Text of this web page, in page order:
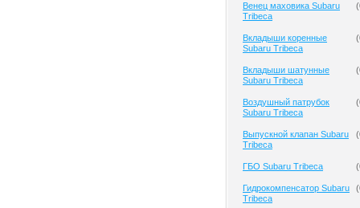
Венец маховика Subaru
Tribeca
(
Вкладыши коренные
Subaru Tribeca
(
Вкладыши шатунные
Subaru Tribeca
(
Воздушный патрубок
Subaru Tribeca
(
Выпускной клапан Subaru
Tribeca
(
ГБО Subaru Tribeca (
Гидрокомпенсатор Subaru
Tribeca
(